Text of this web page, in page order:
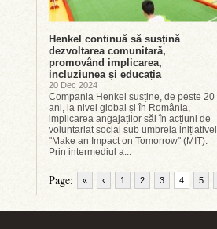
Henkel continuă să susțină
dezvoltarea comunitară,
promovând implicarea,
incluziunea și educația
20 Dec 2024
Compania Henkel susține, de peste 20
ani, la nivel global și în România,
implicarea angajaților săi în acțiuni de
voluntariat social sub umbrela inițiativei
"Make an Impact on Tomorrow" (MIT).
Prin intermediul a...
Page: « ‹ 1 2 3 4 5